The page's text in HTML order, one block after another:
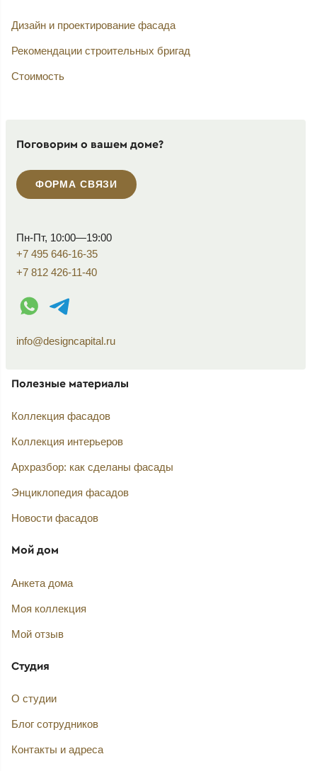
Дизайн и проектирование фасада
Рекомендации строительных бригад
Стоимость
Поговорим о вашем доме?
ФОРМА СВЯЗИ
Пн-Пт, 10:00—19:00
+7 495 646-16-35
+7 812 426-11-40
WhatsApp контакт
Telegram контакт
info@designcapital.ru
Полезные материалы
Коллекция фасадов
Коллекция интерьеров
Архразбор: как сделаны фасады
Энциклопедия фасадов
Новости фасадов
Мой дом
Анкета дома
Моя коллекция
Мой отзыв
Студия
О студии
Блог сотрудников
Контакты и адреса